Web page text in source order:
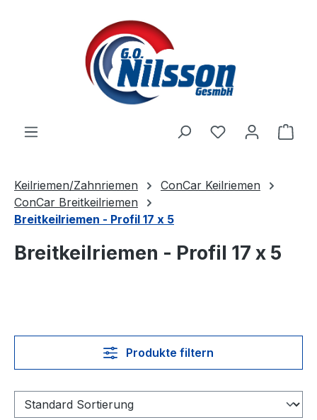
Zum Hauptinhalt springen
Keilriemen/Zahnriemen
ConCar Keilriemen
ConCar Breitkeilriemen
Breitkeilriemen - Profil 17 x 5
Breitkeilriemen - Profil 17 x 5
Produkte filtern